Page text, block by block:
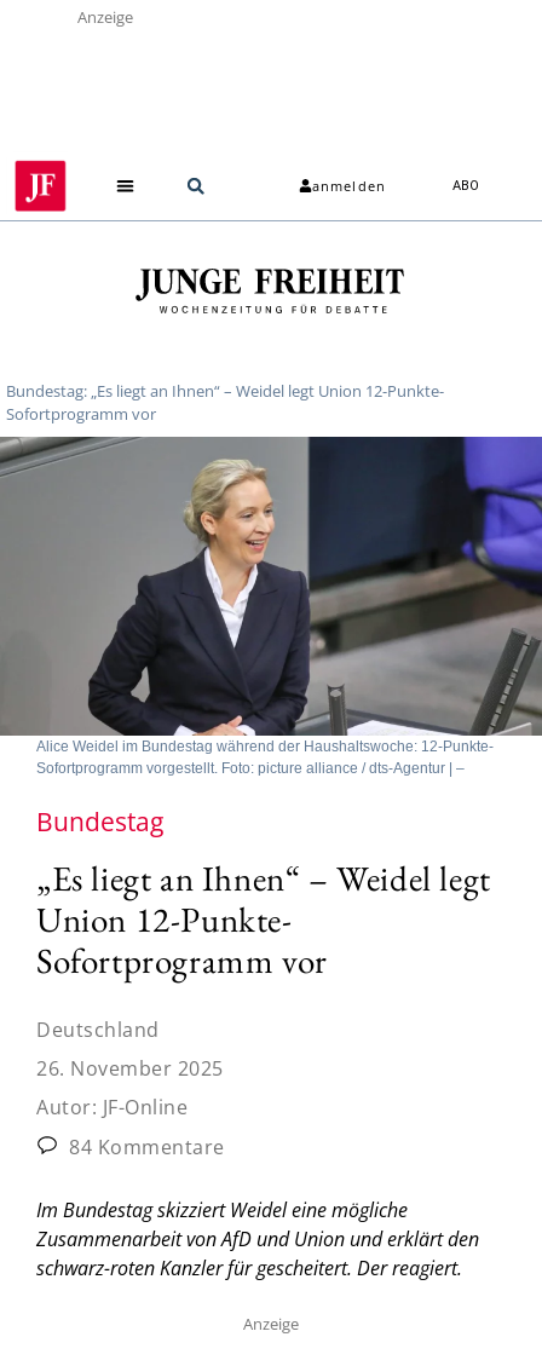
Anzeige
anmelden ABO
Bundestag: „Es liegt an Ihnen“ – Weidel legt Union 12-Punkte-
Sofortprogramm vor
Alice Weidel im Bundestag während der Haushaltswoche: 12-Punkte-
Sofortprogramm vorgestellt. Foto: picture alliance / dts-Agentur | –
Bundestag
„Es liegt an Ihnen“ – Weidel legt
Union 12-Punkte-
Sofortprogramm vor
Deutschland
26. November 2025
Autor: JF-Online
84 Kommentare
Im Bundestag skizziert Weidel eine mögliche
Zusammenarbeit von AfD und Union und erklärt den
schwarz-roten Kanzler für gescheitert. Der reagiert.
Anzeige